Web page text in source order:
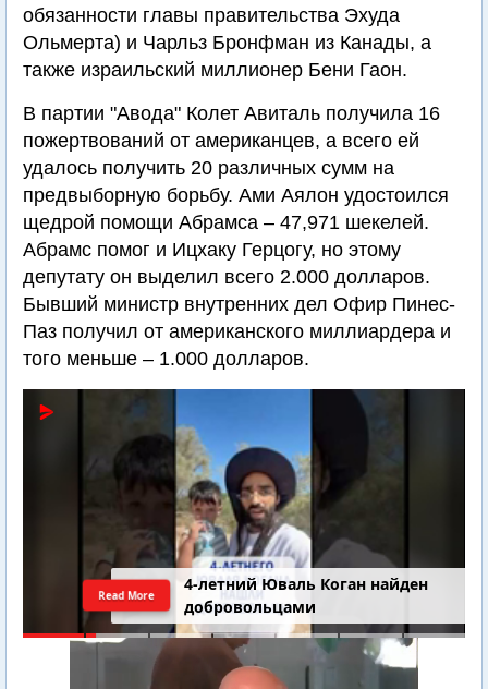
обязанности главы правительства Эхуда
Ольмерта) и Чарльз Бронфман из Канады, а
также израильский миллионер Бени Гаон.
В партии "Авода" Колет Авиталь получила 16
пожертвований от американцев, а всего ей
удалось получить 20 различных сумм на
предвыборную борьбу. Ами Аялон удостоился
щедрой помощи Абрамса – 47,971 шекелей.
Абрамс помог и Ицхаку Герцогу, но этому
депутату он выделил всего 2.000 долларов.
Бывший министр внутренних дел Офир Пинес-
Паз получил от американского миллиардера и
того меньше – 1.000 долларов.
4-летний Юваль Коган найден
добровольцами
Read More